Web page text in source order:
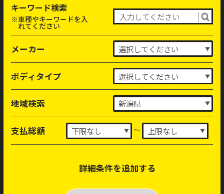
キーワード検索
※車種やキーワードを入
れてください
メーカー
ボディタイプ
地域検索
支払総額 ～
詳細条件を追加する